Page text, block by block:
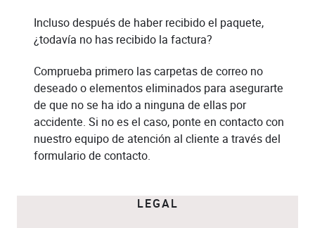
Incluso después de haber recibido el paquete,
¿todavía no has recibido la factura?
Comprueba primero las carpetas de correo no
deseado o elementos eliminados para asegurarte
de que no se ha ido a ninguna de ellas por
accidente. Si no es el caso, ponte en contacto con
nuestro equipo de atención al cliente a través del
formulario de contacto.
LEGAL